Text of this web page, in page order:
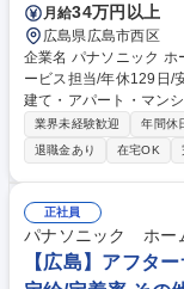
月給34万円以上
広島県広島市西区
企業名 パナソニック ホームズ株式会社 求人
ービス担当/年休129日/安定した固
建て・アパート・マン
末永く安心してお住ま
していただきます。 ■技術を活かした「住まいの資産価値」の維持・向
上：専門知識を活かし
ナー様に共有 ■自身の
設備機器の正しい使い
対応 ■最新AI「P-
組み合わせた独自シス
きます。 募集職種 【広島・福岡】アフターサービス担当/年休129日/安定
業界未経験歓迎 年間休
退職金あり
在宅OK
正社員
パナソニック ホー
【広島】アフタ